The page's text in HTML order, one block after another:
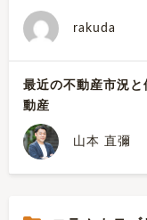
rakuda
最近の不動産市況
動産
山本 直彌